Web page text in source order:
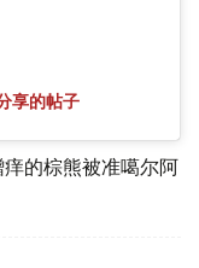
享的帖子
痒的棕熊被准噶尔阿